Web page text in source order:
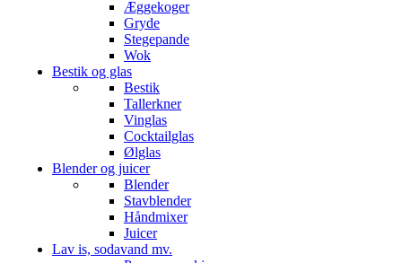
Æggekoger
Gryde
Stegepande
Wok
Bestik og glas
Bestik
Tallerkner
Vinglas
Cocktailglas
Ølglas
Blender og juicer
Blender
Stavblender
Håndmixer
Juicer
Lav is, sodavand mv.